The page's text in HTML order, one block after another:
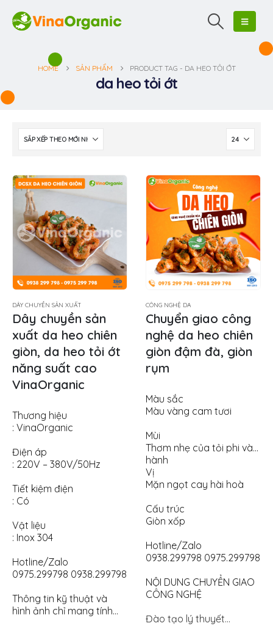
HOME SẢN PHẨM PRODUCT TAG - DA HEO TỎI ỚT
da heo tỏi ớt
DÂY CHUYỀN SẢN XUẤT
Dây chuyền sản
xuất da heo chiên
giòn, da heo tỏi ớt
năng suất cao
VinaOrganic
Thương hiệu
: VinaOrganic
Điện áp
: 220V – 380V/50Hz
Tiết kiệm điện
: Có
Vật liệu
: Inox 304
Hotline/Zalo
0975.299798 0938.299798
Thông tin kỹ thuật và
hình ảnh chỉ mang tính
CÔNG NGHỆ DA
Chuyển giao công
nghệ da heo chiên
giòn đậm đà, giòn
rụm
Màu sắc
Màu vàng cam tươi
Mùi
Thơm nhẹ của tỏi phi và
hành
Vị
Mặn ngọt cay hài hoà
Cấu trúc
Giòn xốp
Hotline/Zalo
0938.299798 0975.299798
NỘI DUNG CHUYỂN GIAO
CÔNG NGHỆ
Đào tạo lý thuyết…